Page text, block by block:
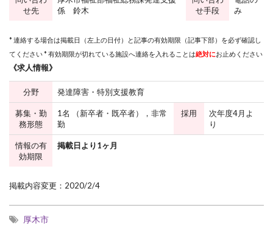
せ先
係 鈴木
せ手段
み
* 連絡する場合は掲載日（左上の日付）と記事の有効期限（記事下部）を必ず確認し
てください * 有効期限が切れている施設へ連絡を入れることは絶対にお止めください
《求人情報》
分野 発達障害・特別支援教育
募集・勤
務形態
1名 （新卒者・既卒者），非常
勤
採用
次年度4月よ
り
情報の有
効期限
掲載日より1ヶ月
掲載内容変更：2020/2/4
厚木市